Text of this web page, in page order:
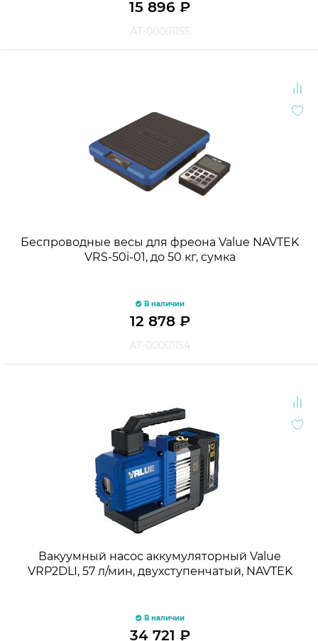
15 896 ₽
АТ-00001155
Беспроводные весы для фреона Value NAVTEK
VRS-50i-01, до 50 кг, сумка
В наличии
12 878 ₽
АТ-00001154
Вакуумный насос аккумуляторный Value
VRP2DLI, 57 л/мин, двухступенчатый, NAVTEK
В наличии
34 721 ₽